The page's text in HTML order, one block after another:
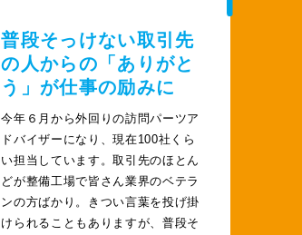
普段そっけない取引先
の人からの「ありがと
う」が仕事の励みに
今年６月から外回りの訪問パーツア
ドバイザーになり、現在100社くら
い担当しています。取引先のほとん
どが整備工場で皆さん業界のベテラ
ンの方ばかり。きつい言葉を投げ掛
けられることもありますが、普段そ